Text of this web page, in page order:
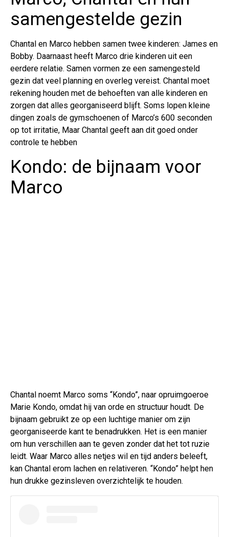
samengestelde gezin
Chantal en Marco hebben samen twee kinderen: James en
Bobby. Daarnaast heeft Marco drie kinderen uit een
eerdere relatie. Samen vormen ze een samengesteld
gezin dat veel planning en overleg vereist. Chantal moet
rekening houden met de behoeften van alle kinderen en
zorgen dat alles georganiseerd blijft. Soms lopen kleine
dingen zoals de gymschoenen of Marco’s 600 seconden
op tot irritatie, Maar Chantal geeft aan dit goed onder
controle te hebben
Kondo: de bijnaam voor
Marco
Chantal noemt Marco soms “Kondo”, naar opruimgoeroe
Marie Kondo, omdat hij van orde en structuur houdt. De
bijnaam gebruikt ze op een luchtige manier om zijn
georganiseerde kant te benadrukken. Het is een manier
om hun verschillen aan te geven zonder dat het tot ruzie
leidt. Waar Marco alles netjes wil en tijd anders beleeft,
kan Chantal erom lachen en relativeren. “Kondo” helpt hen
hun drukke gezinsleven overzichtelijk te houden.